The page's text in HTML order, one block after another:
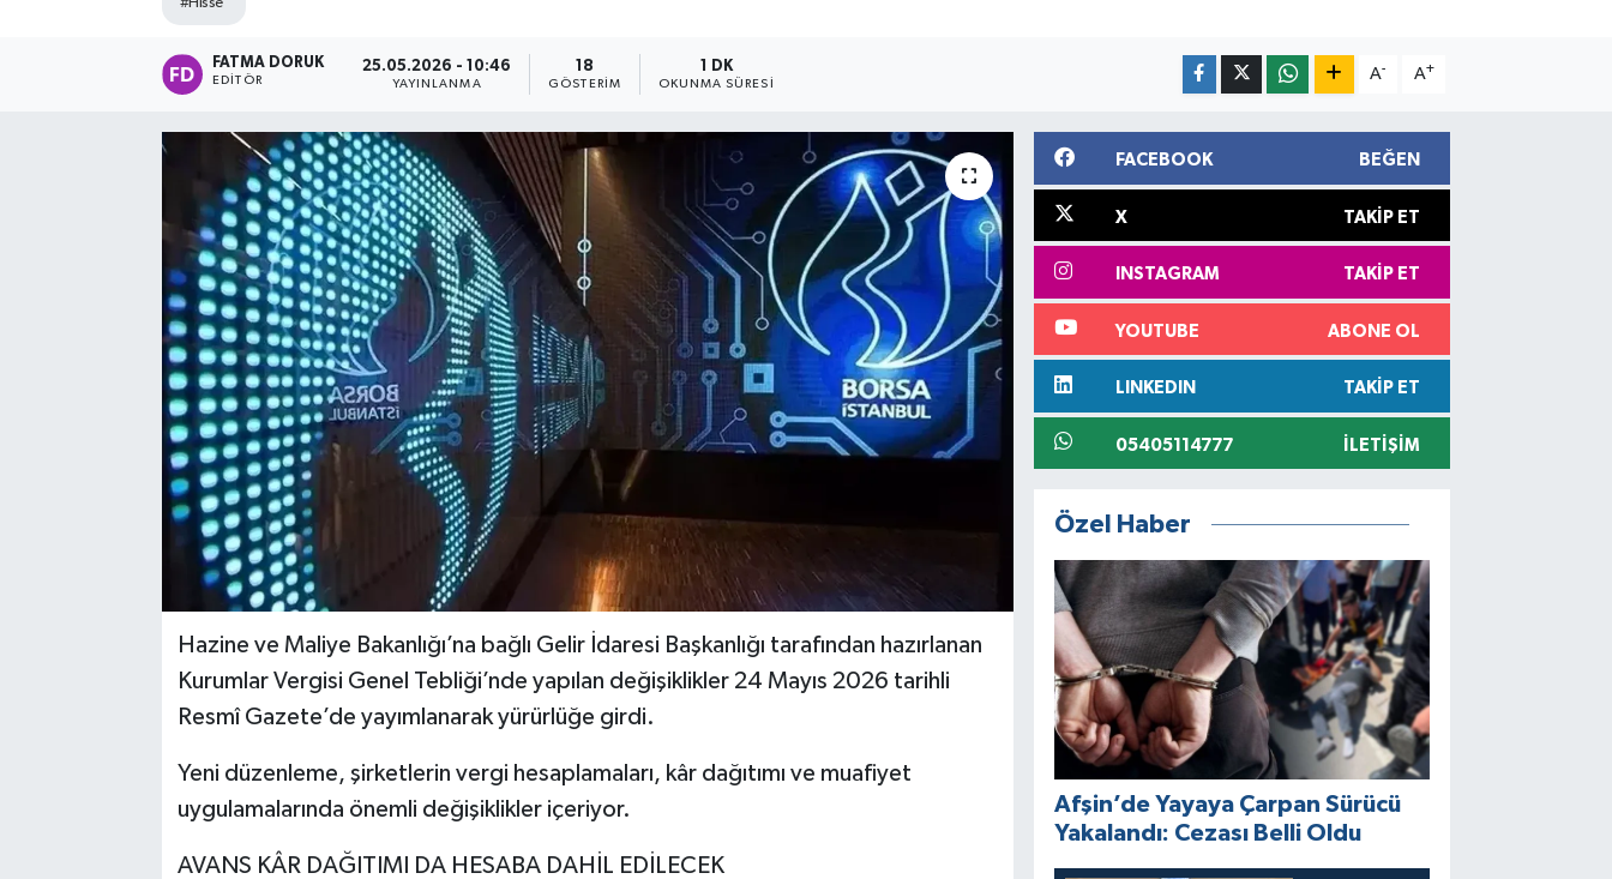
FATMA DORUK
EDITÖR
25.05.2026 - 10:46
YAYINLANMA
18
GÖSTERIM
1 DK
OKUNMA SÜRESI
A- A+
Hazine ve Maliye Bakanlığı’na bağlı Gelir İdaresi Başkanlığı tarafından hazırlanan
Kurumlar Vergisi Genel Tebliği’nde yapılan değişiklikler 24 Mayıs 2026 tarihli
Resmî Gazete’de yayımlanarak yürürlüğe girdi.
Yeni düzenleme, şirketlerin vergi hesaplamaları, kâr dağıtımı ve muafiyet
uygulamalarında önemli değişiklikler içeriyor.
AVANS KÂR DAĞITIMI DA HESABA DAHİL EDİLECEK
FACEBOOK BEĞEN
X TAKIP ET
INSTAGRAM TAKIP ET
YOUTUBE ABONE OL
LINKEDIN TAKIP ET
05405114777 İLETIŞIM
Özel Haber
Afşin’de Yayaya Çarpan Sürücü
Yakalandı: Cezası Belli Oldu